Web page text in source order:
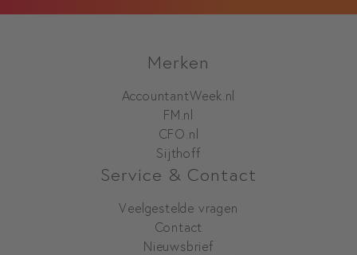
Merken
AccountantWeek.nl
FM.nl
CFO.nl
Sijthoff
Service & Contact
Veelgestelde vragen
Contact
Nieuwsbrief